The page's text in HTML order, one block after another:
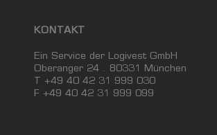
KONTAKT
Ein Service der Logivest GmbH
Oberanger 24 . 80331 München
T +49 40 42 31 999 030
F +49 40 42 31 999 099